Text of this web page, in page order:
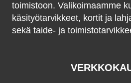
toimistoon. Valikoimaamme
käsityötarvikkeet, kortit ja
sekä taide- ja